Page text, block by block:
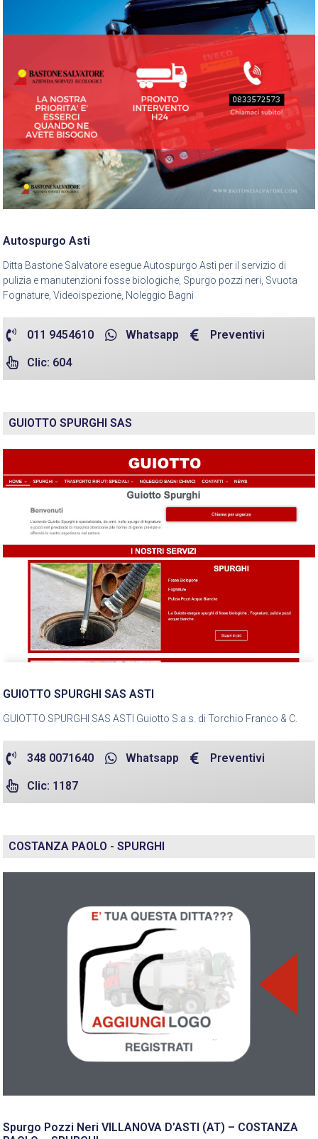
Autospurgo Asti
Ditta Bastone Salvatore esegue Autospurgo Asti per il servizio di
pulizia e manutenzioni fosse biologiche, Spurgo pozzi neri, Svuota
Fognature, Videoispezione, Noleggio Bagni
011 9454610 Whatsapp Preventivi
Clic: 604
GUIOTTO SPURGHI SAS
GUIOTTO SPURGHI SAS ASTI
GUIOTTO SPURGHI SAS ASTI Guiotto S.a.s. di Torchio Franco & C.
348 0071640 Whatsapp Preventivi
Clic: 1187
COSTANZA PAOLO - SPURGHI
Spurgo Pozzi Neri VILLANOVA D’ASTI (AT) – COSTANZA